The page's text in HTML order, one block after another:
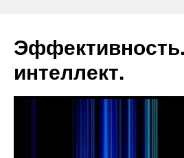
интеллект.